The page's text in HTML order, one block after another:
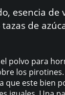
esencia
de
polvo para
los
que este bien